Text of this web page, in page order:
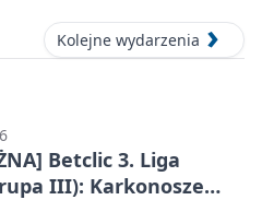
Kolejne wydarzenia
Betclic 3. Liga
III): Karkonosze